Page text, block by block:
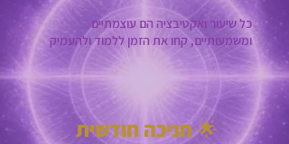
כל שיעור ואקטיבציה הם עוצמתיים
ומשמעותיים, קחו את הזמן ללמוד ולהעמיק
🌟חניכה חודשית